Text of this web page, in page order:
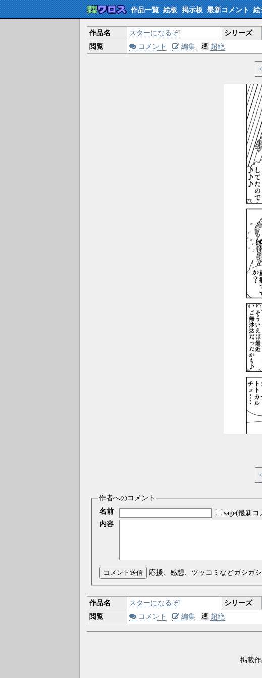
作品一覧 絵板 掲示板 最新コメント 絵
作品名 スターになるぞ! シリーズ
閲覧
コメント 編集 超絶
作者へのコメント
名前
sage(最新
内容
コメント送信 応援、感想、ツッコミなどガシガシ
作品名 スターになるぞ! シリーズ
閲覧
コメント 編集 超絶
掲載